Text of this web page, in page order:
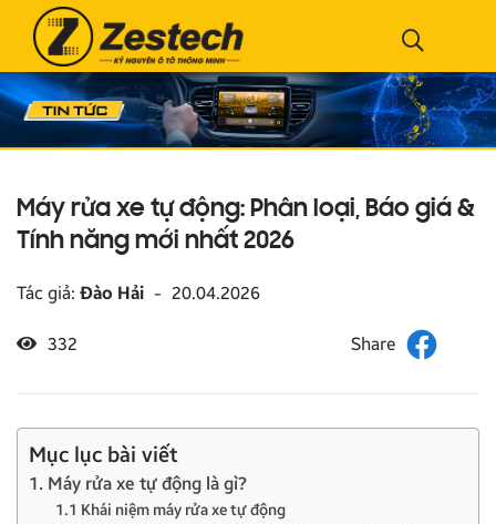
Máy rửa xe tự động: Phân loại, Báo giá &
Tính năng mới nhất 2026
Tác giả: Đào Hải - 20.04.2026
332
Mục lục bài viết
1. Máy rửa xe tự động là gì?
1.1 Khái niệm máy rửa xe tự động